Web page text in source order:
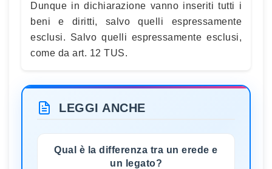
Dunque in dichiarazione vanno inseriti tutti i
beni e diritti, salvo quelli espressamente
esclusi. Salvo quelli espressamente esclusi,
come da art. 12 TUS.
LEGGI ANCHE
Qual è la differenza tra un erede e
un legato?